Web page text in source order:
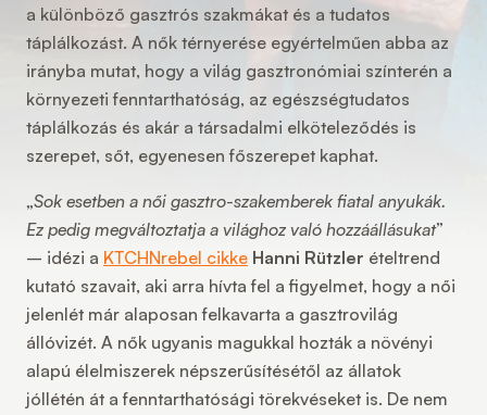
a különböző gasztrós szakmákat és a tudatos
táplálkozást. A nők térnyerése egyértelműen abba az
irányba mutat, hogy a világ gasztronómiai színterén a
környezeti fenntarthatóság, az egészségtudatos
táplálkozás és akár a társadalmi elköteleződés is
szerepet, sőt, egyenesen főszerepet kaphat.
„Sok esetben a női gasztro-szakemberek fiatal anyukák.
Ez pedig megváltoztatja a világhoz való hozzáállásukat”
– idézi a KTCHNrebel cikke Hanni Rützler ételtrend
kutató szavait, aki arra hívta fel a figyelmet, hogy a női
jelenlét már alaposan felkavarta a gasztrovilág
állóvizét. A nők ugyanis magukkal hozták a növényi
alapú élelmiszerek népszerűsítésétől az állatok
jóllétén át a fenntarthatósági törekvéseket is. De nem